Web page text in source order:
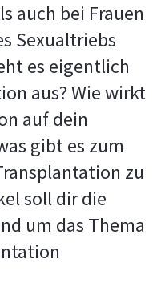
auch bei Frauen
Sexualtriebs
es eigentlich
aus? Wie wirkt
auf dein
gibt es zum
zu
soll dir die
um das Thema